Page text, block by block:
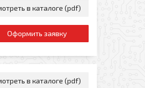
в каталоге (pdf)
Оформить заявку
в каталоге (pdf)